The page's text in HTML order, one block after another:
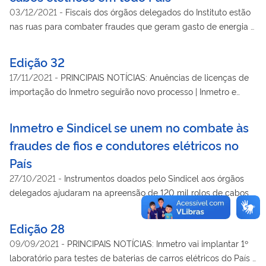
Avaliação da Conformidade para Ventiladores de Teto -
Consolidado
03/12/2021 - Fiscais dos órgãos delegados do Instituto estão
nas ruas para combater fraudes que geram gasto de energia e
Edição 32
17/11/2021 - PRINCIPAIS NOTÍCIAS: Anuências de licenças de
importação do Inmetro seguirão novo processo | Inmetro e
Inmetro e Sindicel se unem no combate às fraudes de fios e
condutores elétricos no País | Ipem-SP verifica radares na
região central da capital | Ipem-PE apreende 390 cabos
desconformes na RMR | PORTARIAS: Consulta Pública
Inmetro/ME 21 de 25/10/2021 - Dispõe sobre a proposta de
texto do Regulamento Técnico Metrológico consolidado que
estabelece as condições mínimas para sistemas de medição
ou medidores de energia elétrica ativa e/ou reativa,
eletrônicos, monofásicos e polifásicos | Consulta Pública
Inmetro/ME 20 27/10/2021 - Dispõe sobre a proposta de
Inmetro e Sindicel se unem no combate às
fraudes de fios e condutores elétricos no
País
27/10/2021 - Instrumentos doados pelo Sindicel aos órgãos
delegados ajudaram na apreensão de 120 mil rolos de cabos
com resistência elétrica acima das especificações
Edição 28
09/09/2021 - PRINCIPAIS NOTÍCIAS: Inmetro vai implantar 1º
laboratório para testes de baterias de carros elétricos do País |